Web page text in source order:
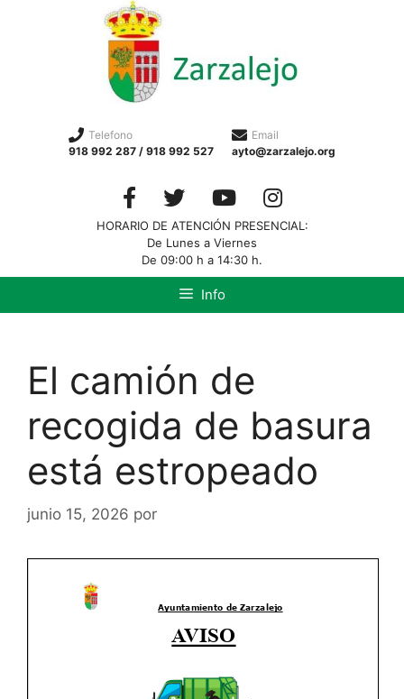
Telefono
918 992 287 / 918 992 527
Email
ayto@zarzalejo.org
HORARIO DE ATENCIÓN PRESENCIAL:
De Lunes a Viernes
De 09:00 h a 14:30 h.
Info
El camión de
recogida de basura
está estropeado
junio 15, 2026 por